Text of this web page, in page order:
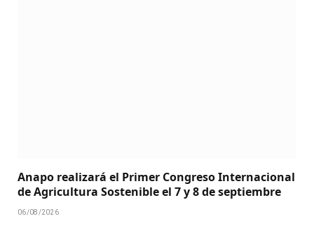
Anapo realizará el Primer Congreso Internacional
de Agricultura Sostenible el 7 y 8 de septiembre
06/08/2026